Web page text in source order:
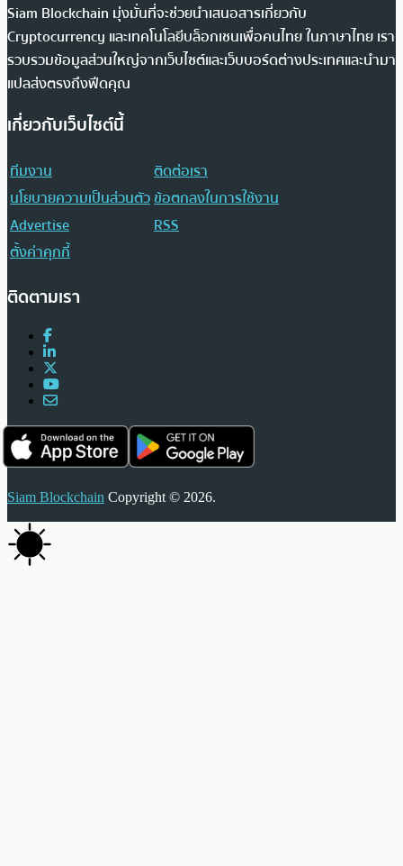
Siam Blockchain มุ่งมั่นที่จะช่วยนำเสนอสารเกี่ยวกับ
Cryptocurrency และเทคโนโลยีบล็อกเชนเพื่อคนไทย ในภาษาไทย เรา
รวบรวมข้อมูลส่วนใหญ่จากเว็บไซต์และเว็บบอร์ดต่างประเทศและนำมา
แปลส่งตรงถึงฟีดคุณ
เกี่ยวกับเว็บไซต์นี้
ทีมงาน
ติดต่อเรา
นโยบายความเป็นส่วนตัวข้อตกลงในการใช้งาน
Advertise
RSS
ตั้งค่าคุกกี้
ติดตามเรา
Siam Blockchain Copyright © 2026.